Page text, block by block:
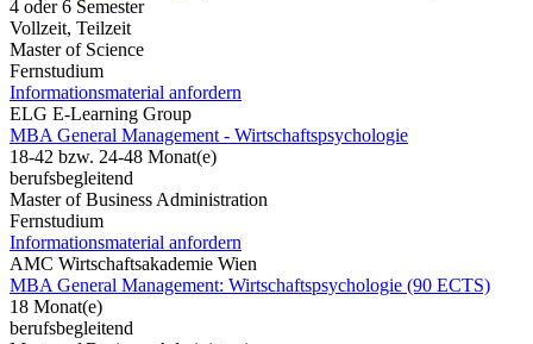
4 oder 6 Semester
Vollzeit, Teilzeit
Master of Science
Fernstudium
Informationsmaterial anfordern
ELG E-Learning Group
MBA General Management - Wirtschaftspsychologie
18-42 bzw. 24-48 Monat(e)
berufsbegleitend
Master of Business Administration
Fernstudium
Informationsmaterial anfordern
AMC Wirtschaftsakademie Wien
MBA General Management: Wirtschaftspsychologie (90 ECTS)
18 Monat(e)
berufsbegleitend